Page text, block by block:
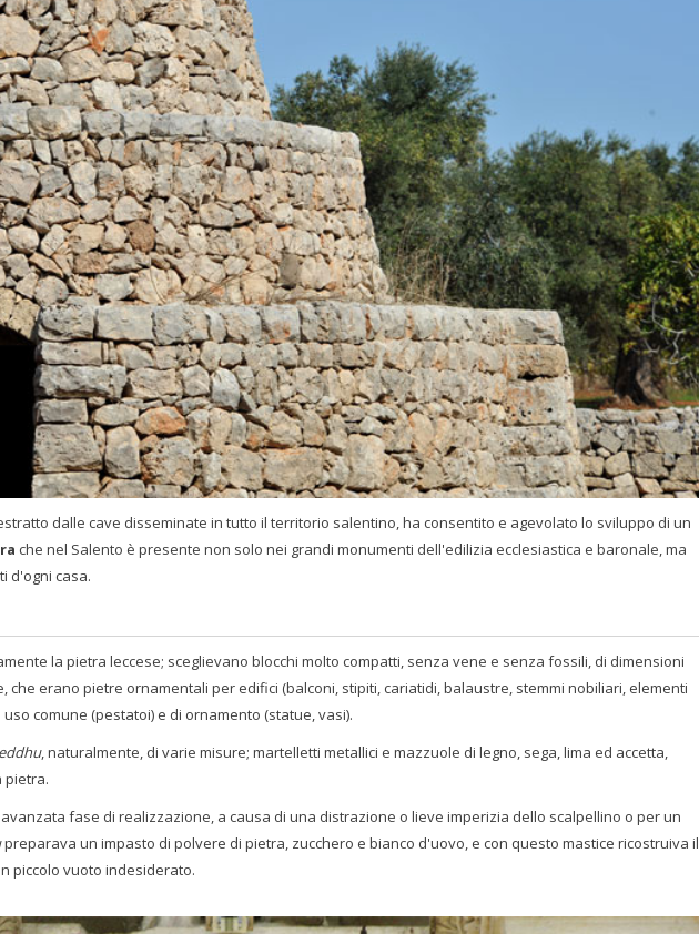
dalle cave disseminate in tutto il territorio salentino, ha consentito e agevolato lo sviluppo di un
che nel Salento è presente non solo nei grandi monumenti dell'edilizia ecclesiastica e baronale, ma
d'ogni casa.
la pietra leccese; sceglievano blocchi molto compatti, senza vene e senza fossili, di dimensioni
erano pietre ornamentali per edifici (balconi, stipiti, cariatidi, balaustre, stemmi nobiliari, elementi
comune (pestatoi) e di ornamento (statue, vasi).
, naturalmente, di varie misure; martelletti metallici e mazzuole di legno, sega, lima ed accetta,
pietra.
fase di realizzazione, a causa di una distrazione o lieve imperizia dello scalpellino o per un
preparava un impasto di polvere di pietra, zucchero e bianco d'uovo, e con questo mastice ricostruiva il
piccolo vuoto indesiderato.